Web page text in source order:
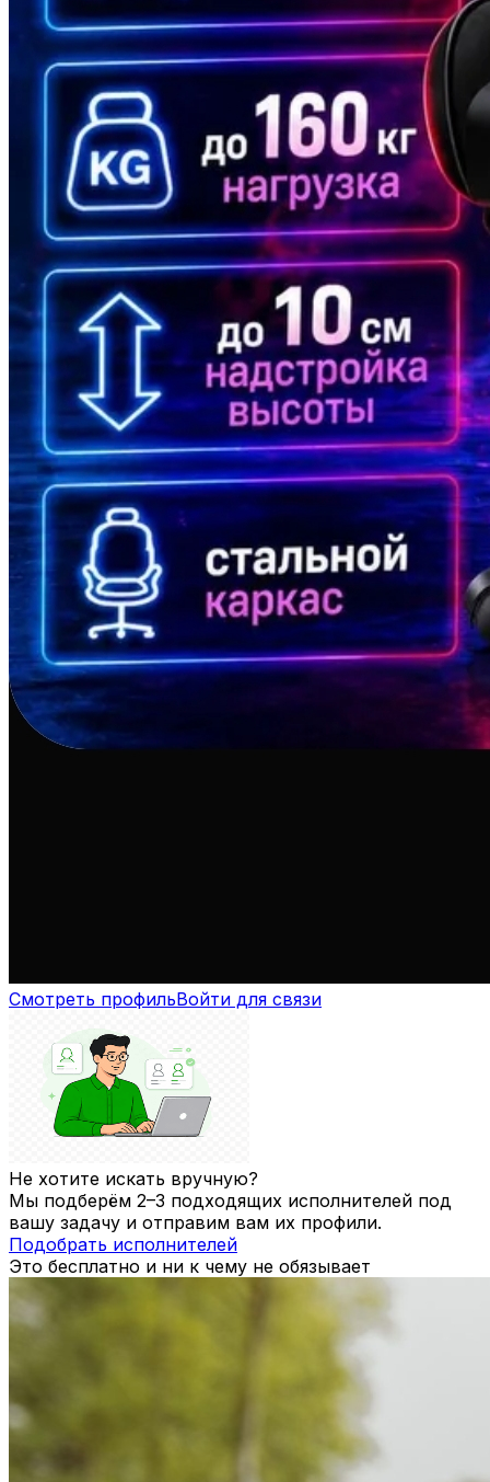
Смотреть профильВойти для связи
Не хотите искать вручную?
Мы подберём 2–3 подходящих исполнителей под
вашу задачу и отправим вам их профили.
Подобрать исполнителей
Это бесплатно и ни к чему не обязывает